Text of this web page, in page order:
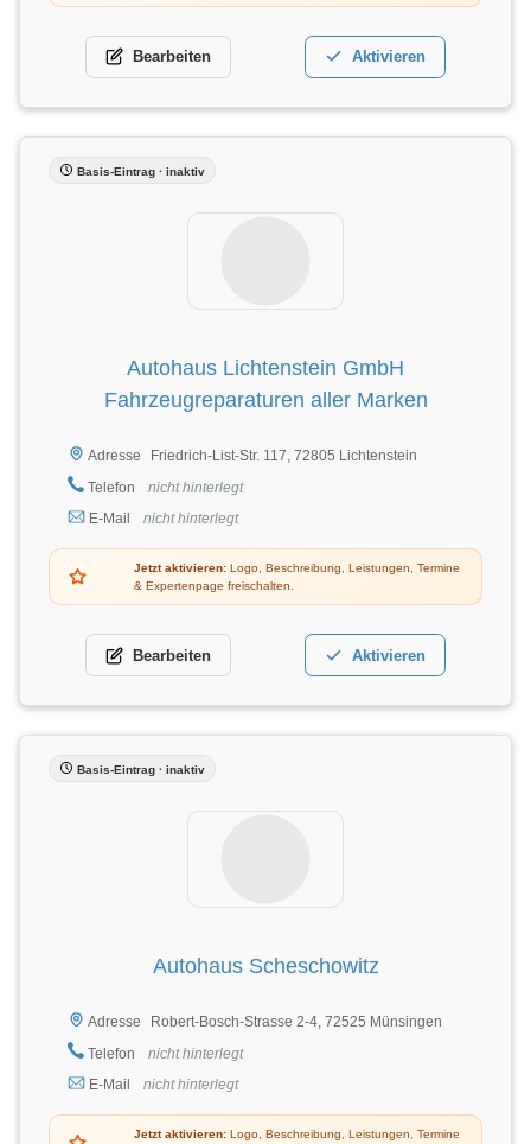
Bearbeiten Aktivieren
Basis-Eintrag · inaktiv
Autohaus Lichtenstein GmbH
Fahrzeugreparaturen aller Marken
Adresse
Friedrich-List-Str. 117, 72805 Lichtenstein
Telefon
nicht hinterlegt
E-Mail
nicht hinterlegt
Jetzt aktivieren: Logo, Beschreibung, Leistungen, Termine
& Expertenpage freischalten.
Bearbeiten Aktivieren
Basis-Eintrag · inaktiv
Autohaus Scheschowitz
Adresse
Robert-Bosch-Strasse 2-4, 72525 Münsingen
Telefon
nicht hinterlegt
E-Mail
nicht hinterlegt
Jetzt aktivieren: Logo, Beschreibung, Leistungen, Termine